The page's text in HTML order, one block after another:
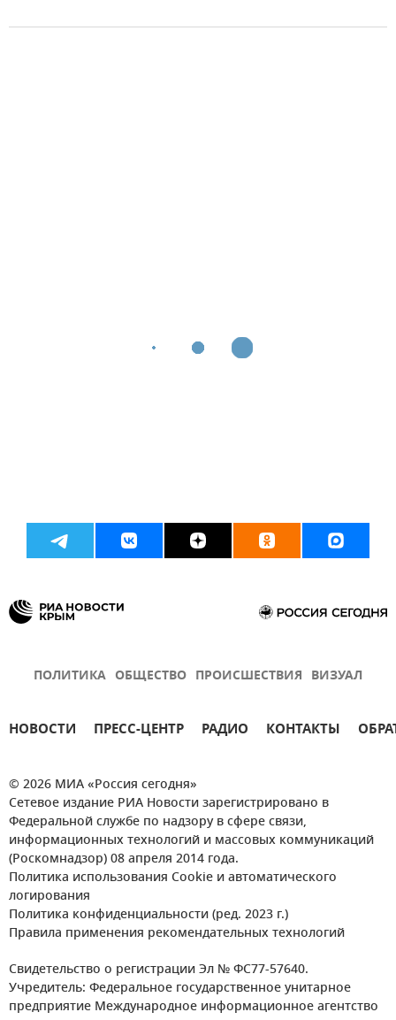
ПОЛИТИКА ОБЩЕСТВО ПРОИСШЕСТВИЯ ВИЗУАЛ
НОВОСТИ ПРЕСС-ЦЕНТР РАДИО КОНТАКТЫ
© 2026 МИА «Россия сегодня»
Сетевое издание РИА Новости зарегистрировано в
Федеральной службе по надзору в сфере связи,
информационных технологий и массовых коммуникаций
(Роскомнадзор) 08 апреля 2014 года.
Политика использования Cookie и автоматического
логирования
Политика конфиденциальности (ред. 2023 г.)
Правила применения рекомендательных технологий
Свидетельство о регистрации Эл № ФС77-57640.
Учредитель: Федеральное государственное унитарное
предприятие Международное информационное агентство